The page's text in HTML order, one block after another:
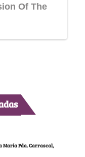
María Fda. Carrascal,